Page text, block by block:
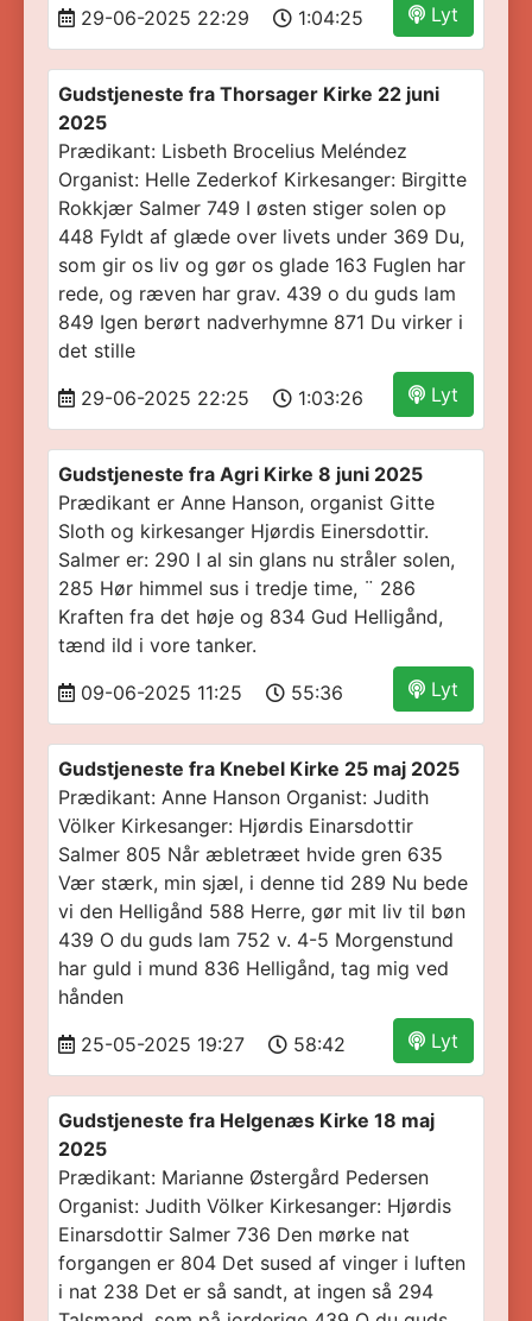
Lyt
29-06-2025 22:29 1:04:25
Gudstjeneste fra Thorsager Kirke 22 juni
2025
Prædikant: Lisbeth Brocelius Meléndez
Organist: Helle Zederkof Kirkesanger: Birgitte
Rokkjær Salmer 749 I østen stiger solen op
448 Fyldt af glæde over livets under 369 Du,
som gir os liv og gør os glade 163 Fuglen har
rede, og ræven har grav. 439 o du guds lam
849 Igen berørt nadverhymne 871 Du virker i
det stille
Lyt
29-06-2025 22:25 1:03:26
Gudstjeneste fra Agri Kirke 8 juni 2025
Prædikant er Anne Hanson, organist Gitte
Sloth og kirkesanger Hjørdis Einersdottir.
Salmer er: 290 I al sin glans nu stråler solen,
285 Hør himmel sus i tredje time, ¨ 286
Kraften fra det høje og 834 Gud Helligånd,
tænd ild i vore tanker.
Lyt
09-06-2025 11:25 55:36
Gudstjeneste fra Knebel Kirke 25 maj 2025
Prædikant: Anne Hanson Organist: Judith
Völker Kirkesanger: Hjørdis Einarsdottir
Salmer 805 Når æbletræet hvide gren 635
Vær stærk, min sjæl, i denne tid 289 Nu bede
vi den Helligånd 588 Herre, gør mit liv til bøn
439 O du guds lam 752 v. 4-5 Morgenstund
har guld i mund 836 Helligånd, tag mig ved
hånden
Lyt
25-05-2025 19:27 58:42
Gudstjeneste fra Helgenæs Kirke 18 maj
2025
Prædikant: Marianne Østergård Pedersen
Organist: Judith Völker Kirkesanger: Hjørdis
Einarsdottir Salmer 736 Den mørke nat
forgangen er 804 Det sused af vinger i luften
i nat 238 Det er så sandt, at ingen så 294